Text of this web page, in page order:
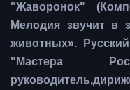
"Жаворонок"
Мелодия звучит в
животных».
"Мастера